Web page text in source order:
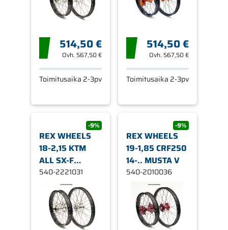
514,50 €
Ovh. 567,50 €
Toimitusaika 2-3pv
514,50 €
Ovh. 567,50 €
Toimitusaika 2-3pv
-9%
REX WHEELS
18-2,15 KTM
ALL SX-F
13-..,TC
540-2221031
-9%
REX WHEELS
19-1,85 CRF250
14-.. MUSTA V
540-2010036